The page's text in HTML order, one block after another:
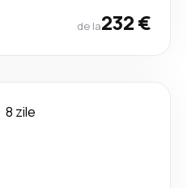
de la232 €
8 zile